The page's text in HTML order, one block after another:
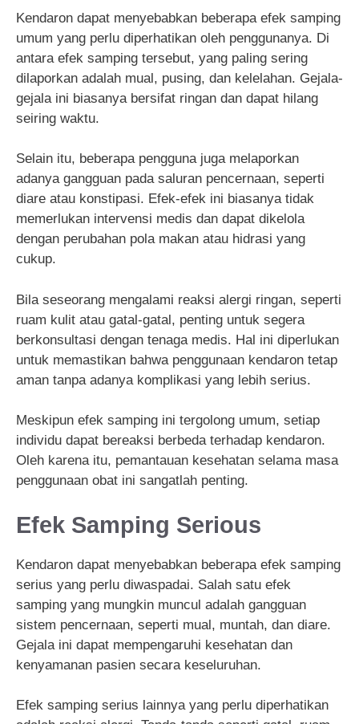
Kendaron dapat menyebabkan beberapa efek samping
umum yang perlu diperhatikan oleh penggunanya. Di
antara efek samping tersebut, yang paling sering
dilaporkan adalah mual, pusing, dan kelelahan. Gejala-
gejala ini biasanya bersifat ringan dan dapat hilang
seiring waktu.
Selain itu, beberapa pengguna juga melaporkan
adanya gangguan pada saluran pencernaan, seperti
diare atau konstipasi. Efek-efek ini biasanya tidak
memerlukan intervensi medis dan dapat dikelola
dengan perubahan pola makan atau hidrasi yang
cukup.
Bila seseorang mengalami reaksi alergi ringan, seperti
ruam kulit atau gatal-gatal, penting untuk segera
berkonsultasi dengan tenaga medis. Hal ini diperlukan
untuk memastikan bahwa penggunaan kendaron tetap
aman tanpa adanya komplikasi yang lebih serius.
Meskipun efek samping ini tergolong umum, setiap
individu dapat bereaksi berbeda terhadap kendaron.
Oleh karena itu, pemantauan kesehatan selama masa
penggunaan obat ini sangatlah penting.
Efek Samping Serious
Kendaron dapat menyebabkan beberapa efek samping
serius yang perlu diwaspadai. Salah satu efek
samping yang mungkin muncul adalah gangguan
sistem pencernaan, seperti mual, muntah, dan diare.
Gejala ini dapat mempengaruhi kesehatan dan
kenyamanan pasien secara keseluruhan.
Efek samping serius lainnya yang perlu diperhatikan